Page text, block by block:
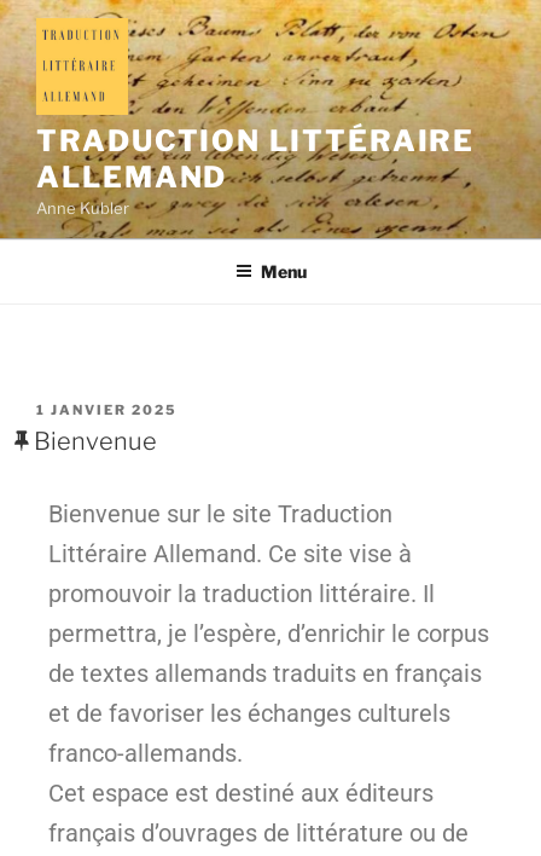
TRADUCTION LITTÉRAIRE
ALLEMAND
Anne Kubler
Menu
1 JANVIER 2025
Bienvenue
Bienvenue sur le site Traduction
Littéraire Allemand. Ce site vise à
promouvoir la traduction littéraire. Il
permettra, je l’espère, d’enrichir le corpus
de textes allemands traduits en français
et de favoriser les échanges culturels
franco-allemands.
Cet espace est destiné aux éditeurs
français d’ouvrages de littérature ou de